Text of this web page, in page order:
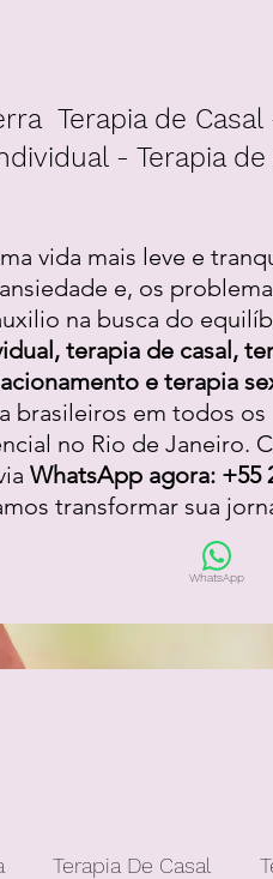
Terapia de Casal
- Terapia
vida mais leve e
e, os
na busca do
terapia de casal,
e terapia
brasileiros em todos os
no Rio de Janeiro.
WhatsApp agora: +55
transformar sua
Terapia De Casal
WhatsApp